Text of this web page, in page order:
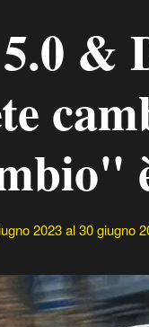
&
2023 al 30 giugno